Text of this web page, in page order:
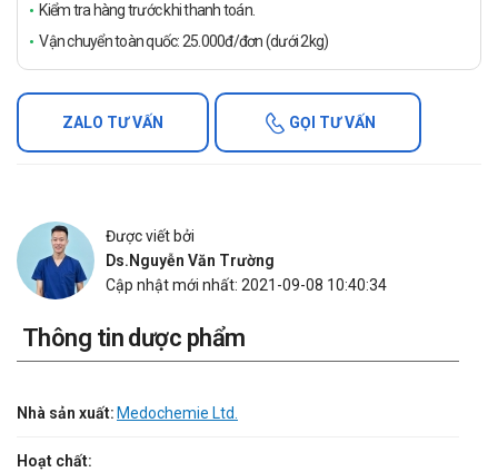
Kiểm tra hàng trước khi thanh toán.
Vận chuyển toàn quốc: 25.000đ/đơn (dưới 2kg)
ZALO TƯ VẤN GỌI TƯ VẤN
Được viết bởi
Ds.Nguyễn Văn Trường
Cập nhật mới nhất: 2021-09-08 10:40:34
Thông tin dược phẩm
Nhà sản xuất: Medochemie Ltd.
Hoạt chất: